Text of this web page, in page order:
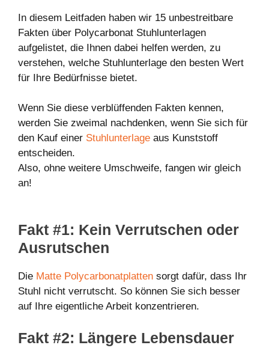
In diesem Leitfaden haben wir 15 unbestreitbare
Fakten über Polycarbonat Stuhlunterlagen
aufgelistet, die Ihnen dabei helfen werden, zu
verstehen, welche Stuhlunterlage den besten Wert
für Ihre Bedürfnisse bietet.
Wenn Sie diese verblüffenden Fakten kennen,
werden Sie zweimal nachdenken, wenn Sie sich für
den Kauf einer Stuhlunterlage aus Kunststoff
entscheiden.
Also, ohne weitere Umschweife, fangen wir gleich
an!
Fakt #1: Kein Verrutschen oder
Ausrutschen
Die Matte Polycarbonatplatten sorgt dafür, dass Ihr
Stuhl nicht verrutscht. So können Sie sich besser
auf Ihre eigentliche Arbeit konzentrieren.
Fakt #2: Längere Lebensdauer